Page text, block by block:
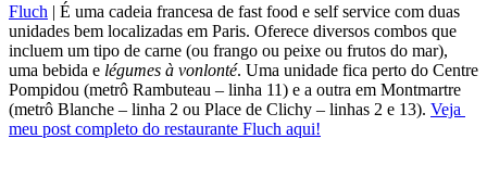
Fluch | É uma cadeia francesa de fast food e self service com duas
unidades bem localizadas em Paris. Oferece diversos combos que
incluem um tipo de carne (ou frango ou peixe ou frutos do mar),
uma bebida e légumes à vonlonté. Uma unidade fica perto do Centre
Pompidou (metrô Rambuteau – linha 11) e a outra em Montmartre
(metrô Blanche – linha 2 ou Place de Clichy – linhas 2 e 13). Veja
meu post completo do restaurante Fluch aqui!